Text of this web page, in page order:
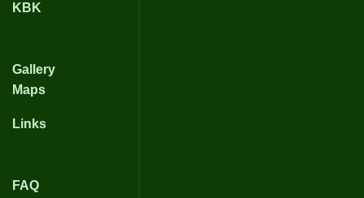
KBK
Gallery
Maps
Links
FAQ